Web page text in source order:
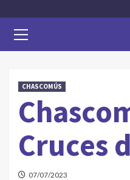
Menu
CHASCOMÚS
Cruces
07/07/2023